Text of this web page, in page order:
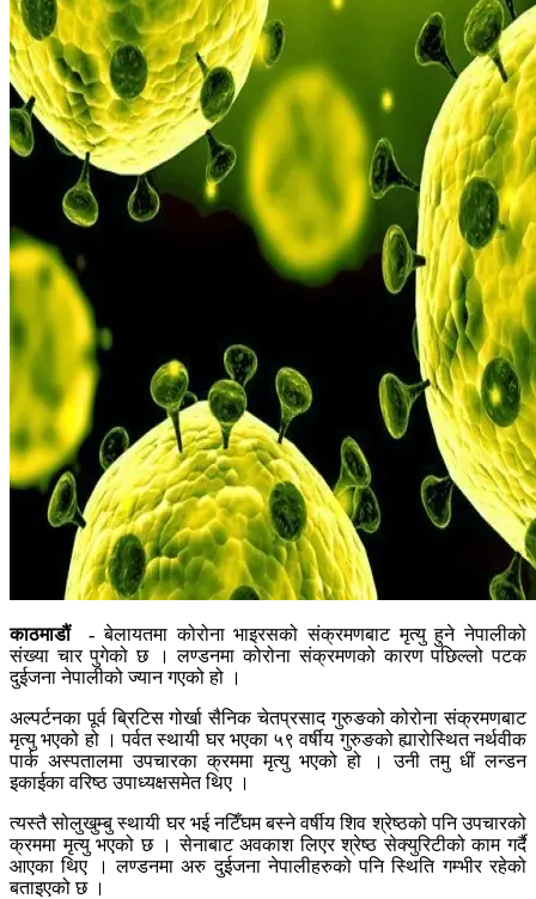
काठमाडौं - बेलायतमा कोरोना भाइरसको संक्रमणबाट मृत्यु हुने नेपालीको
संख्या चार पुगेको छ । लण्डनमा कोरोना संक्रमणको कारण पछिल्लो पटक
दुईजना नेपालीको ज्यान गएको हो ।
अल्पर्टनका पूर्व ब्रिटिस गोर्खा सैनिक चेतप्रसाद गुरुङको कोरोना संक्रमणबाट
मृत्यु भएको हो । पर्वत स्थायी घर भएका ५९ वर्षीय गुरुङको ह्यारोस्थित नर्थवीक
पार्क अस्पतालमा उपचारका क्रममा मृत्यु भएको हो । उनी तमु धीं लन्डन
इकाईका वरिष्ठ उपाध्यक्षसमेत थिए ।
त्यस्तै सोलुखुम्बु स्थायी घर भई नटिँघम बस्ने वर्षीय शिव श्रेष्ठको पनि उपचारको
क्रममा मृत्यु भएको छ । सेनाबाट अवकाश लिएर श्रेष्ठ सेक्युरिटीको काम गर्दै
आएका थिए । लण्डनमा अरु दुईजना नेपालीहरुको पनि स्थिति गम्भीर रहेको
बताइएको छ ।